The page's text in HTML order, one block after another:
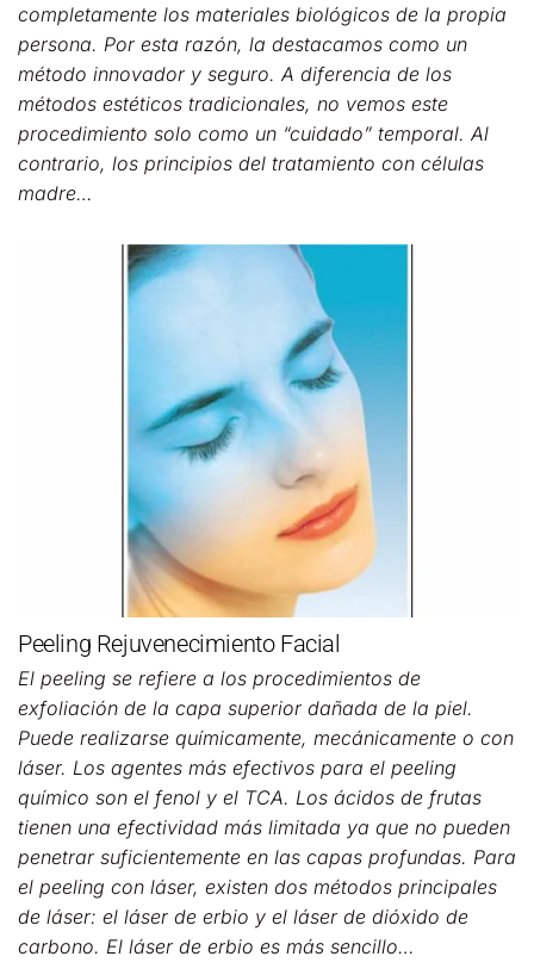
completamente los materiales biológicos de la propia
persona. Por esta razón, la destacamos como un
método innovador y seguro. A diferencia de los
métodos estéticos tradicionales, no vemos este
procedimiento solo como un “cuidado” temporal. Al
contrario, los principios del tratamiento con células
madre…
Peeling Rejuvenecimiento Facial
El peeling se refiere a los procedimientos de
exfoliación de la capa superior dañada de la piel.
Puede realizarse químicamente, mecánicamente o con
láser. Los agentes más efectivos para el peeling
químico son el fenol y el TCA. Los ácidos de frutas
tienen una efectividad más limitada ya que no pueden
penetrar suficientemente en las capas profundas. Para
el peeling con láser, existen dos métodos principales
de láser: el láser de erbio y el láser de dióxido de
carbono. El láser de erbio es más sencillo…